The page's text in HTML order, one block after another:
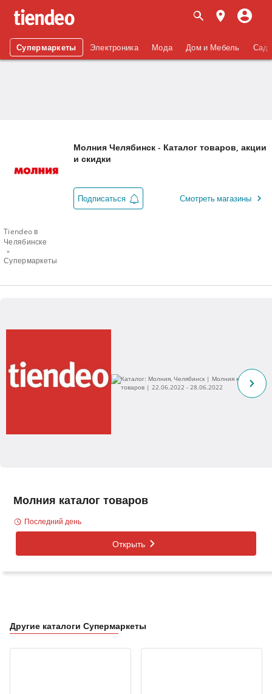
Супермаркеты Электроника Мода Дом и Мебель Сад
Tiendeo в
Челябинске
Супермаркеты
Молния Челябинск - Каталог товаров, акции
и скидки
Подписаться Смотреть магазины
Молния каталог товаров
Последний день
Открыть
Другие каталоги Супермаркеты